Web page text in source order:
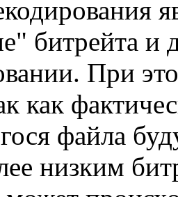
битрейта и
При
как
файла
низким